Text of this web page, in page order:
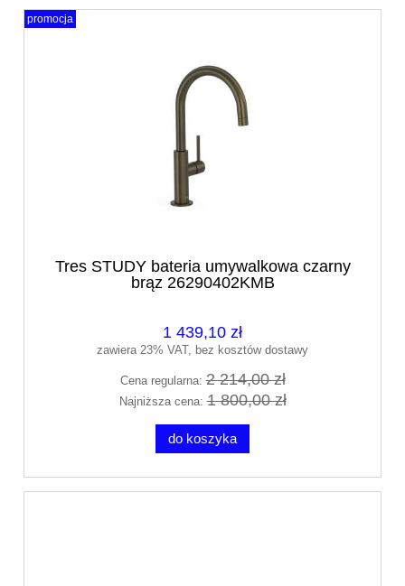
Tres STUDY bateria umywalkowa czarny
brąz 26290402KMB
1 439,10 zł
zawiera 23% VAT, bez kosztów dostawy
Cena regularna:2 214,00 zł
Najniższa cena:1 800,00 zł
do koszyka
promocja